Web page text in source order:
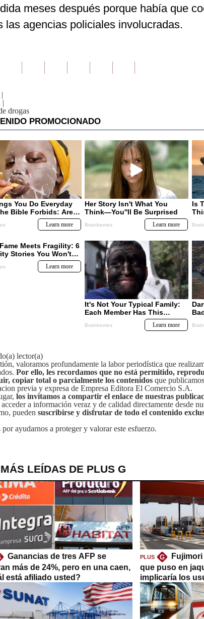
meses después porque había que
las agencias policiales involucradas.
|
|
drogas
lector(a)
valoramos profundamente la labor periodística que
Por ello, les recordamos que no está permitido,
copiar total o parcialmente los contenidos que
previa y expresa de Empresa Editora El Comercio S.A.
los invitamos a compartir el enlace de nuestras
a información veraz y de calidad directamente desde
pueden suscribirse y disfrutar de todo el contenido
por ayudarnos a proteger y valorar este esfuerzo.
LEÍDAS DE PLUS G
Ganancias de tres AFP se
más de 24%, pero en una caen,
está afiliado usted?
PLUS G
que puso en
implicaría los